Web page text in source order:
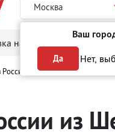
Москва
Ваш
Да Нет,
на тур Поиск
из